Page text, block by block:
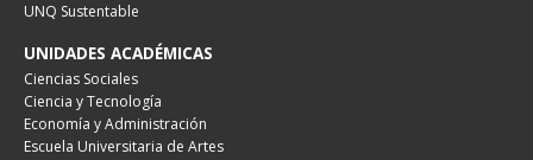
UNQ Sustentable
UNIDADES ACADÉMICAS
Ciencias Sociales
Ciencia y Tecnología
Economía y Administración
Escuela Universitaria de Artes